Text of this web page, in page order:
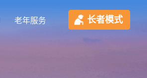
老年服务 长者模式